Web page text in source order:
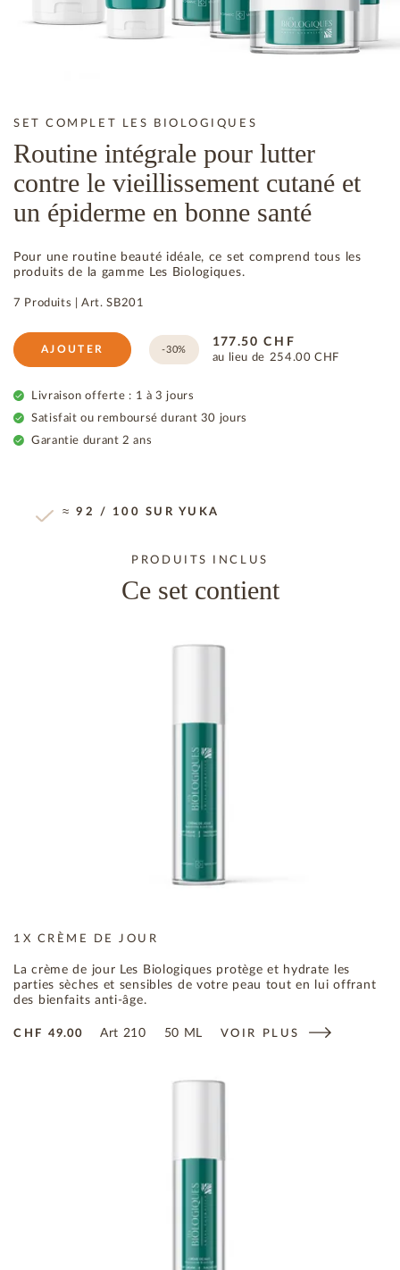
SET COMPLET LES BIOLOGIQUES
Routine intégrale pour lutter
contre le vieillissement cutané et
un épiderme en bonne santé
Pour une routine beauté idéale, ce set comprend tous les
produits de la gamme Les Biologiques.
7 Produits |Art.SB201
AJOUTER -30%
177.50 CHF
au lieu de 254.00 CHF
Livraison offerte : 1 à 3 jours
Satisfait ou remboursé durant 30 jours
Garantie durant 2 ans
≈ 92 / 100 SUR YUKA
PRODUITS INCLUS
Ce set contient
1X CRÈME DE JOUR
La crème de jour Les Biologiques protège et hydrate les
parties sèches et sensibles de votre peau tout en lui offrant
des bienfaits anti-âge.
CHF49.00 Art 210 50 ML VOIR PLUS